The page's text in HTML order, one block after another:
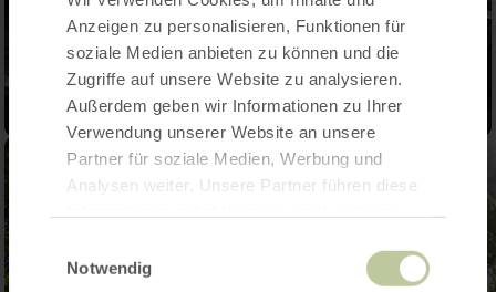
Anzeigen zu personalisieren, Funktionen für
soziale Medien anbieten zu können und die
Zugriffe auf unsere Website zu analysieren.
Außerdem geben wir Informationen zu Ihrer
Verwendung unserer Website an unsere
Partner für soziale Medien, Werbung und
Analysen weiter. Unsere Partner führen diese
haben oder die sie im Rahmen Ihrer Nutzung
Notwendig